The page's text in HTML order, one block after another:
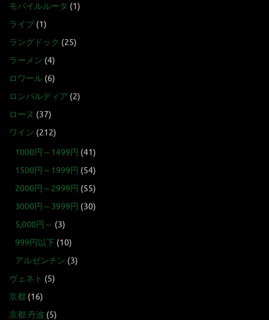
モバイルルータ (1)
ライブ (1)
ラングドック (25)
ラーメン (4)
ロワール (6)
ロンバルディア (2)
ローヌ (37)
ワイン (212)
1000円～1499円 (41)
1500円～1999円 (54)
2000円～2999円 (55)
3000円～3999円 (30)
5,000円～ (3)
999円以下 (10)
アルゼンチン (3)
ヴェネト (5)
京都 (16)
京都 丹波 (5)